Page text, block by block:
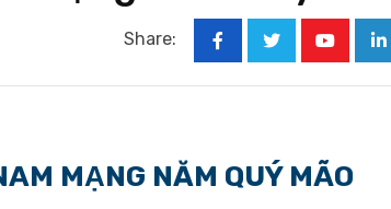
Share:
MẠNG NĂM QUÝ MÃO